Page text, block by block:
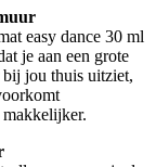
easy dance 30 ml
je aan een grote
bij jou thuis uitziet,
makkelijker.